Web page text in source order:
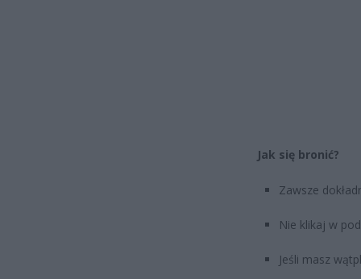
Jak się bronić?
Zawsze
Nie klikaj w
Jeśli masz